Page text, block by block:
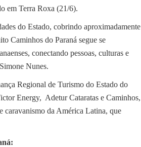
em Terra Roxa (21/6).
do Estado, cobrindo aproximadamente
Caminhos do Paraná segue se
conectando pessoas, culturas e
Nunes.
Regional de Turismo do Estado do
Energy, Adetur Cataratas e Caminhos,
caravanismo da América Latina, que